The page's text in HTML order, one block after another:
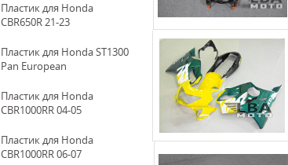
Пластик для Honda
CBR650R 21-23
Пластик для Honda ST1300
Pan European
Пластик для Honda
CBR1000RR 04-05
Пластик для Honda
CBR1000RR 06-07